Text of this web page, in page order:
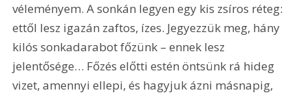
véleményem. A sonkán legyen egy kis zsíros réteg:
ettől lesz igazán zaftos, ízes. Jegyezzük meg, hány
kilós sonkadarabot főzünk – ennek lesz
jelentősége… Főzés előtti estén öntsünk rá hideg
vizet, amennyi ellepi, és hagyjuk ázni másnapig,